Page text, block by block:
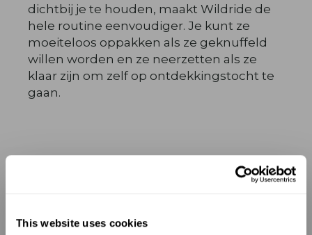
This website uses cookies
dichtbij je te houden, maakt Wildride de
hele routine eenvoudiger. Je kunt ze
moeiteloos oppakken als ze geknuffeld
willen worden en ze neerzetten als ze
klaar zijn om zelf op ontdekkingstocht te
gaan.